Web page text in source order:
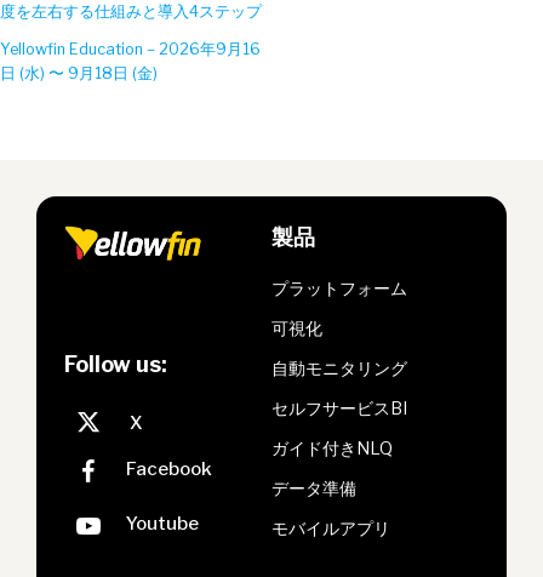
度を左右する仕組みと導入4ステップ
Yellowfin Education – 2026年9月16
日 (水) 〜 9月18日 (金)
Follow us:
製品
プラットフォーム
可視化
自動モニタリング
セルフサービスBI
ガイド付きNLQ
データ準備
モバイルアプリ